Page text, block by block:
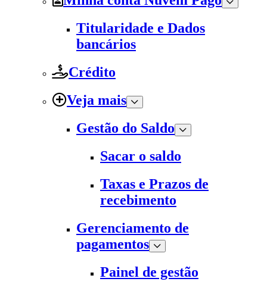
Titularidade e Dados
bancários
Crédito
Veja mais
Gestão do Saldo
Sacar o saldo
Taxas e Prazos de
recebimento
Gerenciamento de
pagamentos
Painel de gestão